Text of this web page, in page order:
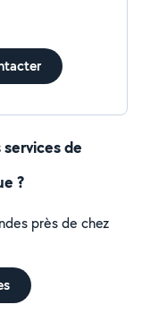
de
?
près de chez